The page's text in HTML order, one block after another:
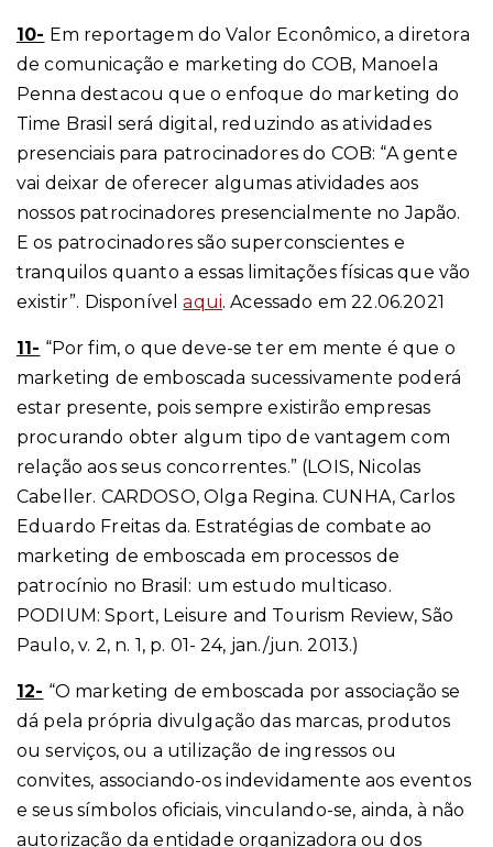
10- Em reportagem do Valor Econômico, a diretora
de comunicação e marketing do COB, Manoela
Penna destacou que o enfoque do marketing do
Time Brasil será digital, reduzindo as atividades
presenciais para patrocinadores do COB: “A gente
vai deixar de oferecer algumas atividades aos
nossos patrocinadores presencialmente no Japão.
E os patrocinadores são superconscientes e
tranquilos quanto a essas limitações físicas que vão
existir”. Disponívelaqui. Acessado em 22.06.2021
11- “Por fim, o que deve-se ter em mente é que o
marketing de emboscada sucessivamente poderá
estar presente, pois sempre existirão empresas
procurando obter algum tipo de vantagem com
relação aos seus concorrentes.” (LOIS, Nicolas
Cabeller. CARDOSO, Olga Regina. CUNHA, Carlos
Eduardo Freitas da. Estratégias de combate ao
marketing de emboscada em processos de
patrocínio no Brasil: um estudo multicaso.
PODIUM: Sport, Leisure and Tourism Review, São
Paulo, v. 2, n. 1, p. 01- 24, jan./jun. 2013.)
12- “O marketing de emboscada por associação se
dá pela própria divulgação das marcas, produtos
ou serviços, ou a utilização de ingressos ou
convites, associando-os indevidamente aos eventos
e seus símbolos oficiais, vinculando-se, ainda, à não
autorização da entidade organizadora ou dos